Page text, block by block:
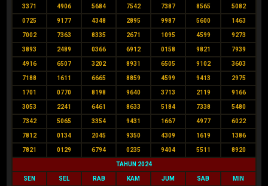
3371 4906 5684 7542 7387 8565 5082
0725 9177 4348 2895 9987 5600 1463
7002 7363 8335 2671 1095 4599 9273
3893 2489 0366 6912 0158 9821 7939
4916 6507 3202 8931 6505 9102 3603
7188 1611 6665 8859 4599 9413 2975
1701 0770 8198 9640 3713 2119 9166
3053 2241 6461 8633 5184 7338 5480
7342 5065 3354 9431 1667 4977 6022
7812 0134 2045 9350 4309 1619 1386
7821 0129 6794 0235 9404 5511 8920
TAHUN 2024
SEN SEL RAB KAM JUM SAB MIN